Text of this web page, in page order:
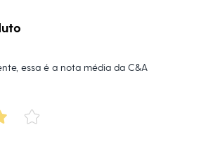
essa é a nota média da C&A